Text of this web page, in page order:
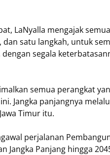
LaNyalla mengajak
dan satu langkah, untuk
segala
semua perangkat
Jangka panjangnya
Timur itu.
perjalanan
Jangka Panjang hingga